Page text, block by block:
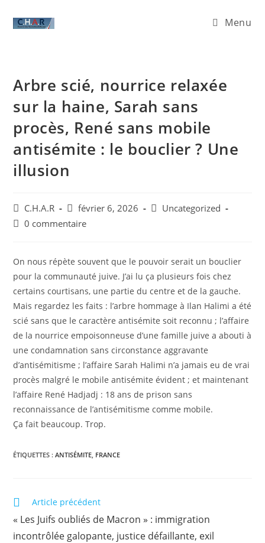
Menu
Arbre scié, nourrice relaxée
sur la haine, Sarah sans
procès, René sans mobile
antisémite : le bouclier ? Une
illusion
C.H.A.R février 6, 2026
Uncategorized
0 commentaire
On nous répète souvent que le pouvoir serait un bouclier
pour la communauté juive. J’ai lu ça plusieurs fois chez
certains courtisans, une partie du centre et de la gauche.
Mais regardez les faits : l’arbre hommage à Ilan Halimi a été
scié sans que le caractère antisémite soit reconnu ; l’affaire
de la nourrice empoisonneuse d’une famille juive a abouti à
une condamnation sans circonstance aggravante
d’antisémitisme ; l’affaire Sarah Halimi n’a jamais eu de vrai
procès malgré le mobile antisémite évident ; et maintenant
l’affaire René Hadjadj : 18 ans de prison sans
reconnaissance de l’antisémitisme comme mobile.
Ça fait beaucoup. Trop.
ÉTIQUETTES :ANTISÉMITE, FRANCE
Article précédent
« Les Juifs oubliés de Macron » : immigration
incontrôlée galopante, justice défaillante, exil